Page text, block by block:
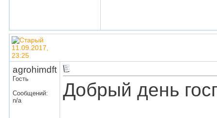
11.09.2017,
23:25
agrohimdft
Гость
Сообщений:
n/a
Добрый день